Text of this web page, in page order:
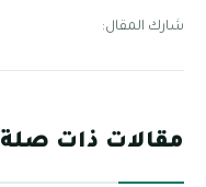
شارك المقال:
مقالات ذات صلة